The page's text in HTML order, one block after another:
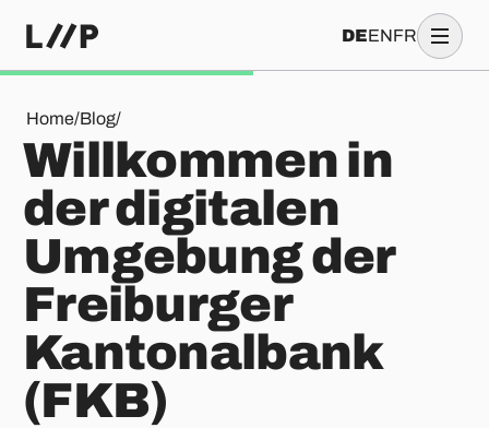
DEENFR
Home/Blog/
Willkommen in der digitalen Umgebung der Freiburger
Willkommen in
der digitalen
Umgebung der
Freiburger
Kantonalbank
(FKB)